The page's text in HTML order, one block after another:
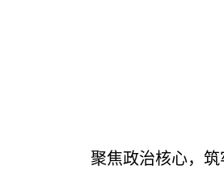
聚焦政治核心，筑